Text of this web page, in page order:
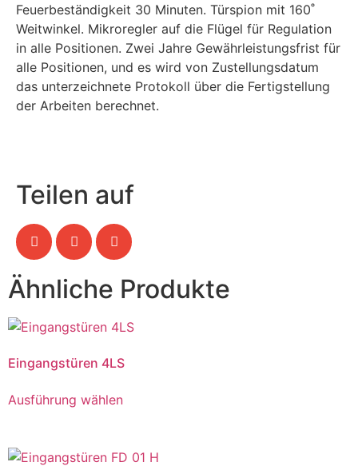
Feuerbeständigkeit 30 Minuten. Türspion mit 160˚
Weitwinkel. Mikroregler auf die Flügel für Regulation
in alle Positionen. Zwei Jahre Gewährleistungsfrist für
alle Positionen, und es wird von Zustellungsdatum
das unterzeichnete Protokoll über die Fertigstellung
der Arbeiten berechnet.
Teilen auf
Ähnliche Produkte
Eingangstüren 4LS
Ausführung wählen